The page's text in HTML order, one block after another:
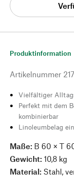
Produktinformation
Artikelnummer
Vielfältiger
Perfekt mit dem
kombinierbar
Linoleumbelag
Maße: B 60 × T
Gewicht: 10,8 kg
Material: Stahl,